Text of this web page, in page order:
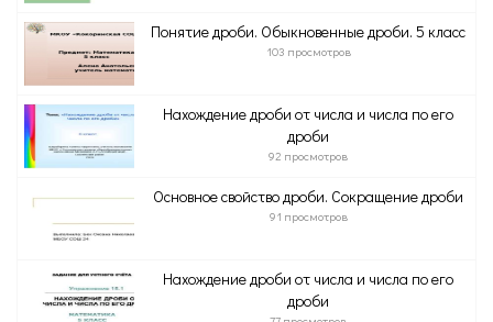
Понятие дроби. Обыкновенные дроби. 5 класс
103 просмотров
Нахождение дроби от числа и числа по его
дроби
92 просмотров
Основное свойство дроби. Сокращение дроби
91 просмотров
Нахождение дроби от числа и числа по его
дроби